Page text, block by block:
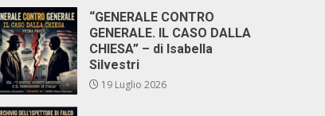
“GENERALE CONTRO
GENERALE. IL CASO DALLA
CHIESA” – di Isabella
Silvestri
19 Luglio 2026